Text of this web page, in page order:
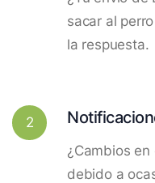
sacar al
la respuesta.
2
¿Cambios
debido a